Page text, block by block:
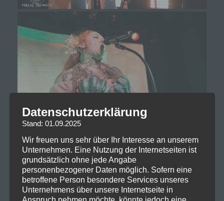
Datenschutzerklärung
Stand: 01.09.2025
Wir freuen uns sehr über Ihr Interesse an unserem
Unternehmen. Eine Nutzung der Internetseiten ist
grundsätzlich ohne jede Angabe
personenbezogener Daten möglich. Sofern eine
betroffene Person besondere Services unseres
Unternehmens über unsere Internetseite in